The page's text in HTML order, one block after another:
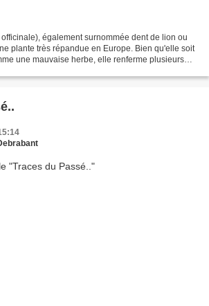
également surnommée dent de lion ou
plante très répandue en Europe. Bien qu'elle soit
une mauvaise herbe, elle renferme plusieurs